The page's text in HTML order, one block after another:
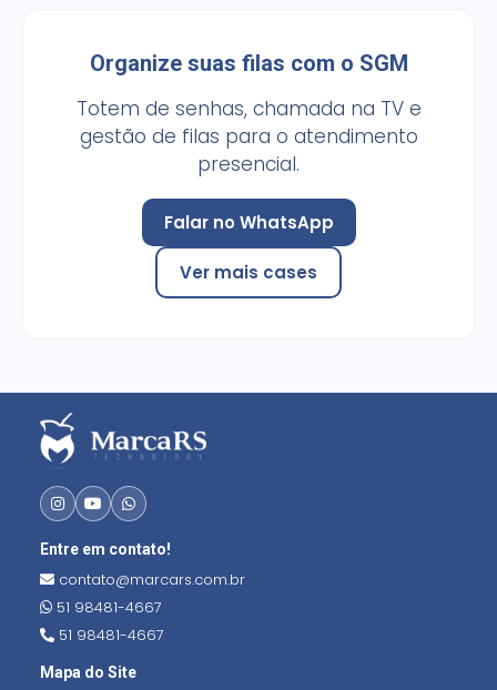
Organize suas filas com o SGM
Totem de senhas, chamada na TV e
gestão de filas para o atendimento
presencial.
Falar no WhatsApp
Ver mais cases
Entre em contato!
contato@marcars.com.br
51 98481-4667
51 98481-4667
Mapa do Site